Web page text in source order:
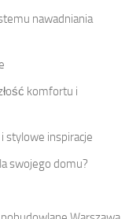
nawadniania
komfortu i
stylowe inspiracje
swojego domu?